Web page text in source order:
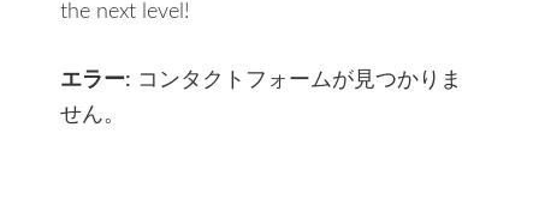
the next level!
エラー: コンタクトフォームが見つかりま
せん。